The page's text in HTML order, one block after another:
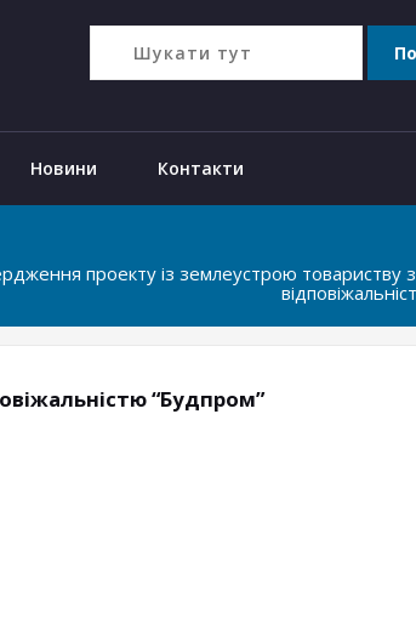
Новини Контакти
проекту із землеустрою
“Будпром”